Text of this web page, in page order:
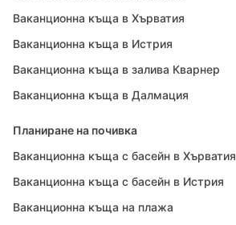
Ваканционна къща в Хърватия
Ваканционна къща в Истрия
Ваканционна къща в залива Кварнер
Ваканционна къща в Далмация
Планиране на почивка
Ваканционна къща с басейн в Хърватия
Ваканционна къща с басейн в Истрия
Ваканционна къща на плажа